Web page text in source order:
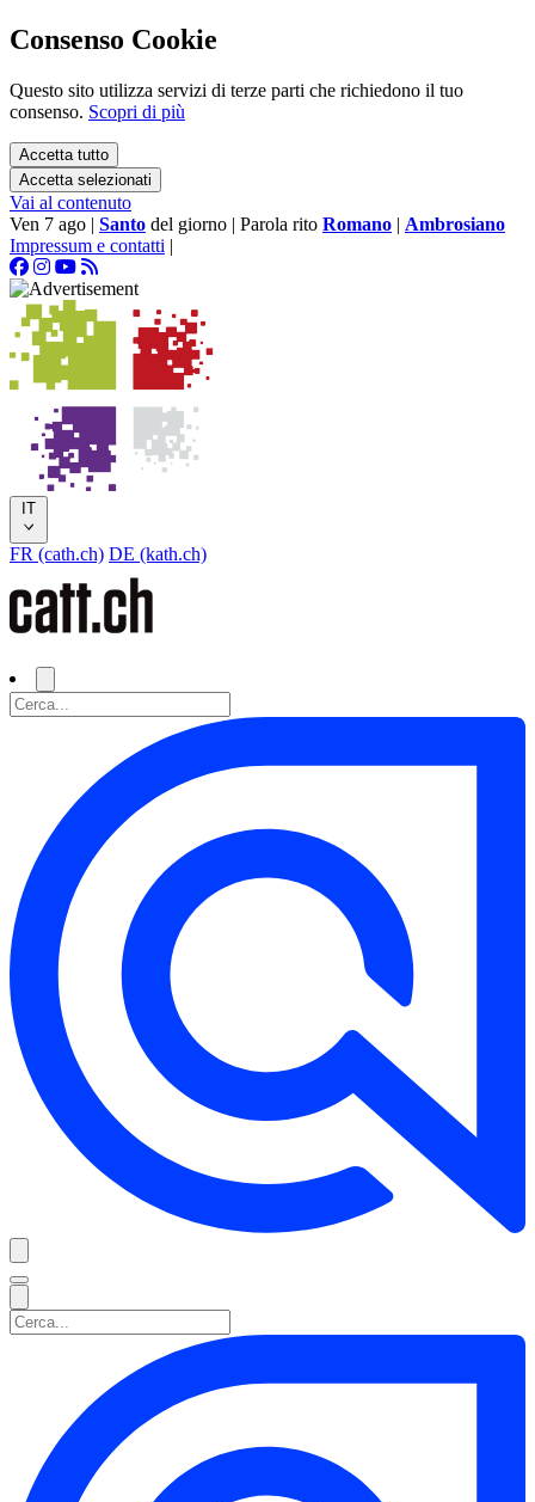
Consenso Cookie
Questo sito utilizza servizi di terze parti che richiedono il tuo
consenso. Scopri di più
Accetta tutto
Accetta selezionati
Vai al contenuto
Ven 7 ago | Santo del giorno | Parola rito Romano | Ambrosiano
Impressum e contatti |
IT
FR (cath.ch) DE (kath.ch)